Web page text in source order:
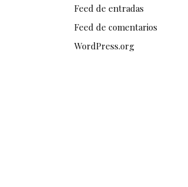
Feed de entradas
Feed de comentarios
WordPress.org